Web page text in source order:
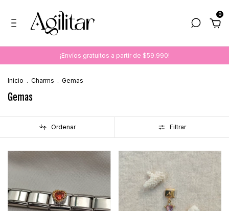
0
¡Envíos gratuitos a partir de $59.990!
Inicio . Charms . Gemas
Gemas
Ordenar Filtrar